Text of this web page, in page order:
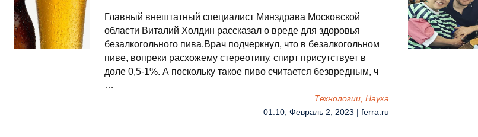
Главный внештатный специалист Минздрава Московской
области Виталий Холдин рассказал о вреде для здоровья
безалкогольного пива.Врач подчеркнул, что в безалкогольном
пиве, вопреки расхожему стереотипу, спирт присутствует в
доле 0,5-1%. А поскольку такое пиво считается безвредным, ч
…
Технологии, Наука
01:10, Февраль 2, 2023 | ferra.ru